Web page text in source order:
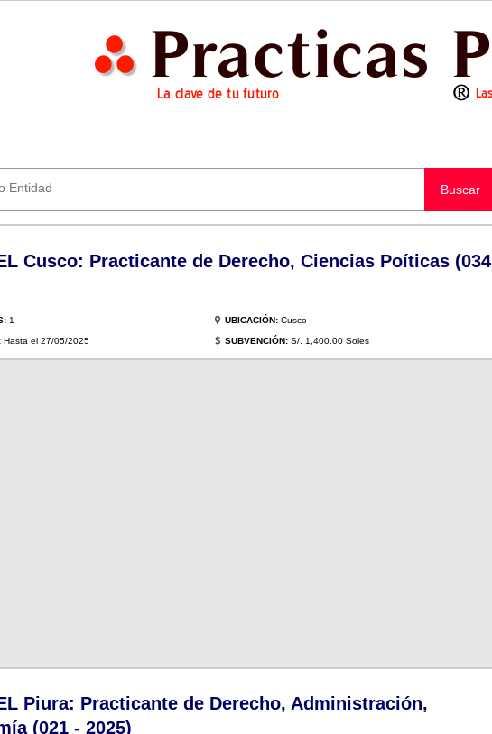
Buscar
Cusco: Practicante de Derecho, Ciencias Poíticas (034
1 UBICACIÓN: Cusco
Hasta el 27/05/2025 SUBVENCIÓN: S/. 1,400.00 Soles
Piura: Practicante de Derecho, Administración,
(021 - 2025)